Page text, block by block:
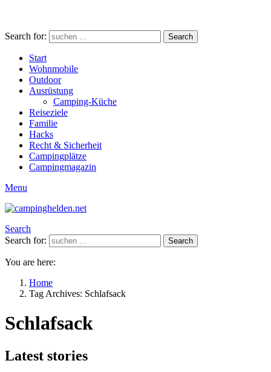
Search for: Search
Start
Wohnmobile
Outdoor
Ausrüstung
Camping-Küche
Reiseziele
Familie
Hacks
Recht & Sicherheit
Campingplätze
Campingmagazin
Menu
Search
Search for:
Search
You are here:
Home
Tag Archives: Schlafsack
Schlafsack
Latest stories